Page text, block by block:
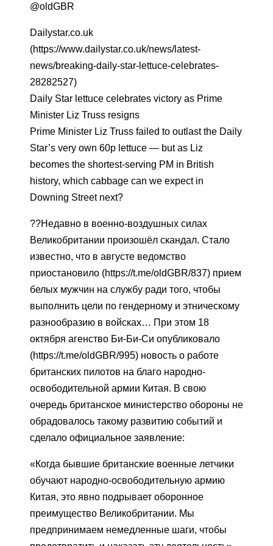
@oldGBR
Dailystar.co.uk
(https://www.dailystar.co.uk/news/latest-
news/breaking-daily-star-lettuce-celebrates-
28282527)
Daily Star lettuce celebrates victory as Prime
Minister Liz Truss resigns
Prime Minister Liz Truss failed to outlast the Daily
Star’s very own 60p lettuce — but as Liz
becomes the shortest-serving PM in British
history, which cabbage can we expect in
Downing Street next?
??Недавно в военно-воздушных силах
Великобритании произошёл скандал. Стало
известно, что в августе ведомство
приостановило (https://t.me/oldGBR/837) прием
белых мужчин на службу ради того, чтобы
выполнить цели по гендерному и этническому
разнообразию в войсках… При этом 18
октября агенство Би-Би-Си опубликовало
(https://t.me/oldGBR/995) новость о работе
британских пилотов на благо народно-
освободительной армии Китая. В свою
очередь британское министерство обороны не
обрадовалось такому развитию событий и
сделало официальное заявление:
«Когда бывшие британские военные летчики
обучают народно-освободительную армию
Китая, это явно подрывает оборонное
преимущество Великобритании. Мы
предпринимаем немедленные шаги, чтобы